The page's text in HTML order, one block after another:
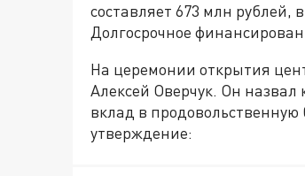
составляет 673 млн рублей,
Долгосрочное
На церемонии открытия
Алексей Оверчук. Он
вклад в продовольственную
утверждение: